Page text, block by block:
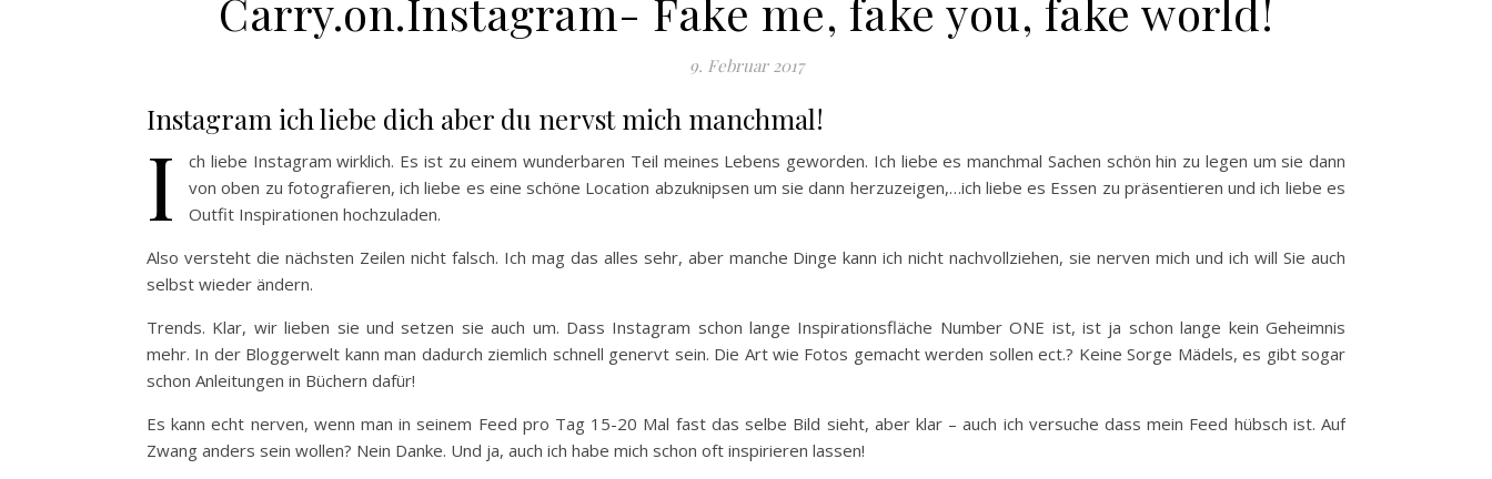
Carry.on.Instagram- Fake me, fake you, fake world!
9. Februar 2017
Instagram ich liebe dich aber du nervst mich manchmal!
I
ch liebe Instagram wirklich. Es ist zu einem wunderbaren Teil meines Lebens geworden. Ich liebe es manchmal Sachen schön hin zu legen um sie dann
von oben zu fotografieren, ich liebe es eine schöne Location abzuknipsen um sie dann herzuzeigen,…ich liebe es Essen zu präsentieren und ich liebe es
Outfit Inspirationen hochzuladen.
Also versteht die nächsten Zeilen nicht falsch. Ich mag das alles sehr, aber manche Dinge kann ich nicht nachvollziehen, sie nerven mich und ich will Sie auch
selbst wieder ändern.
Trends. Klar, wir lieben sie und setzen sie auch um. Dass Instagram schon lange Inspirationsfläche Number ONE ist, ist ja schon lange kein Geheimnis
mehr. In der Bloggerwelt kann man dadurch ziemlich schnell genervt sein. Die Art wie Fotos gemacht werden sollen ect.? Keine Sorge Mädels, es gibt sogar
schon Anleitungen in Büchern dafür!
Es kann echt nerven, wenn man in seinem Feed pro Tag 15-20 Mal fast das selbe Bild sieht, aber klar – auch ich versuche dass mein Feed hübsch ist. Auf
Zwang anders sein wollen? Nein Danke. Und ja, auch ich habe mich schon oft inspirieren lassen!